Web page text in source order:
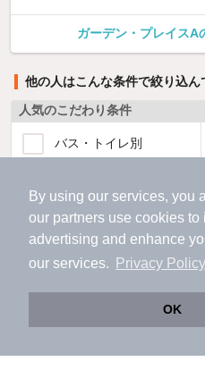
By using our services, you
our partners use cookies to
advertising and enhance
our services.
Privacy Policy
OK
アプリに切り替えて、サ
会員登録なしですぐ使える
ガーデン・プレイスA
他の人はこんな条件で絞り込ん
人気のこだわり条件
バス・トイレ別
駐車場あり
洗濯機置場あり
エアコンあり